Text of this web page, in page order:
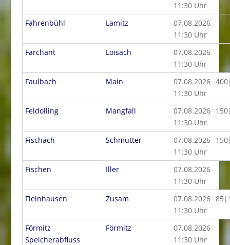
11:30 Uhr
Fahrenbühl
Lamitz
07.08.2026
11:30 Uhr
Farchant
Loisach
07.08.2026
11:30 Uhr
Faulbach
Main
07.08.2026
11:30 Uhr
Feldolling Mangfall
07.08.2026
11:30 Uhr
Fischach Schmutter
07.08.2026
11:30 Uhr
Fischen Iller
07.08.2026
11:30 Uhr
Fleinhausen
Zusam
07.08.2026
11:30 Uhr
Förmitz
Speicherabfluss
Förmitz
07.08.2026
11:30 Uhr